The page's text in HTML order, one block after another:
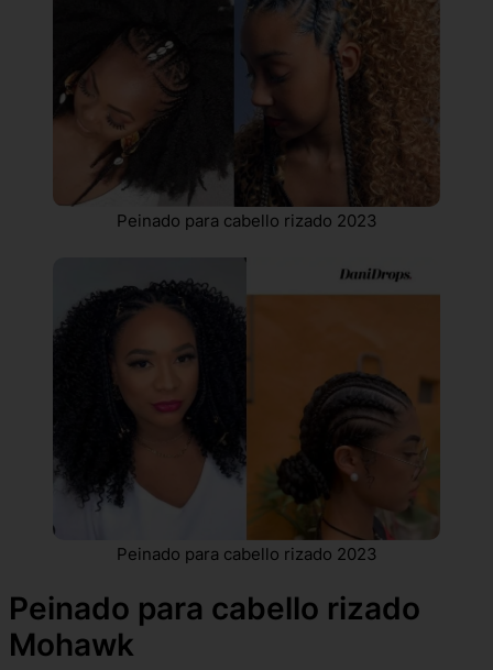
Peinado para cabello rizado 2023
Peinado para cabello rizado 2023
Peinado para cabello rizado
Mohawk